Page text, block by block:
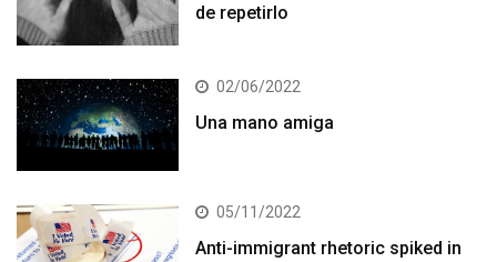
de repetirlo
02/06/2022
Una mano amiga
05/11/2022
Anti-immigrant rhetoric spiked in